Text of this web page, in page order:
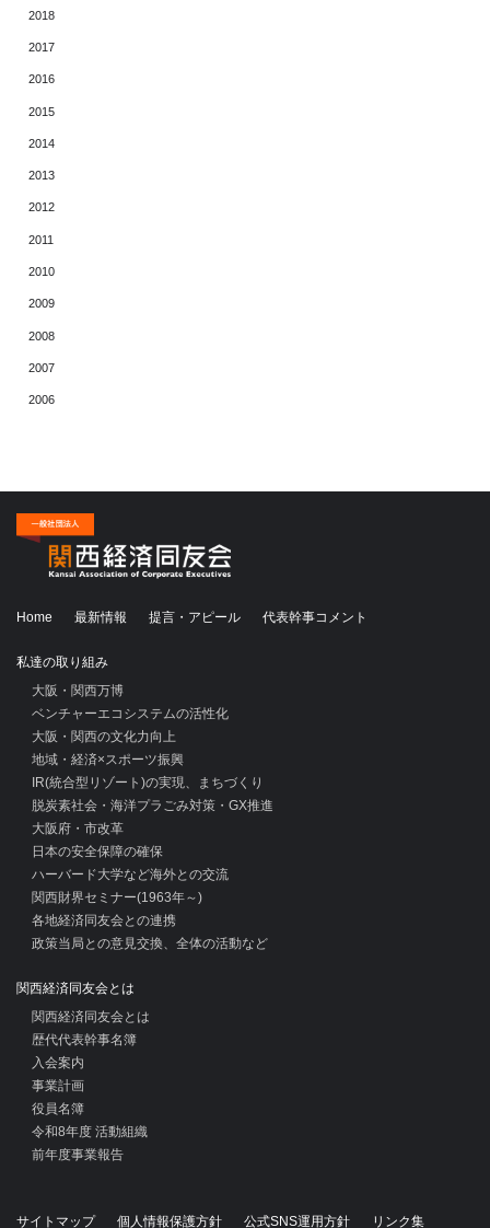
2018
2017
2016
2015
2014
2013
2012
2011
2010
2009
2008
2007
2006
Home 最新情報 提言・アピール 代表幹事コメント
私達の取り組み
大阪・関西万博
ベンチャーエコシステムの活性化
大阪・関西の文化力向上
地域・経済×スポーツ振興
IR(統合型リゾート)の実現、まちづくり
脱炭素社会・海洋プラごみ対策・GX推進
大阪府・市改革
日本の安全保障の確保
ハーバード大学など海外との交流
関西財界セミナー(1963年～)
各地経済同友会との連携
政策当局との意見交換、全体の活動など
関西経済同友会とは
関西経済同友会とは
歴代代表幹事名簿
入会案内
事業計画
役員名簿
令和8年度 活動組織
前年度事業報告
サイトマップ 個人情報保護方針 公式SNS運用方針 リンク集